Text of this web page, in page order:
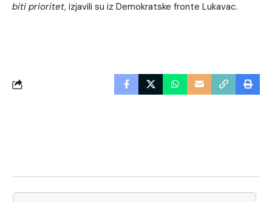
biti prioritet, izjavili su iz Demokratske fronte Lukavac.